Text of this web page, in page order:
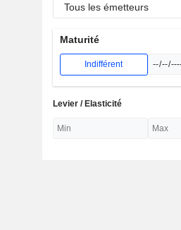
Tous les émetteurs
Maturité
Indifférent
Levier / Elasticité